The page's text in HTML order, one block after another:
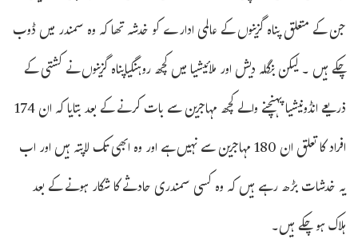
جن کے متعلق پناہ گزینوں کے عالمی ادارے کو خدشہ تھا کہ وہ سمندر میں ڈوب
چکے ہیں ۔ لیکن بنگلہ دیش اور ملائیشیا میں کچھ روہنگیاپناہ گزینوں نے کشتی کے
ذریعے انڈونیشیا پہنچنے والے کچھ مہاجرین سے بات کرنے کے بعد بتایا کہ ان 174
افراد کا تعلق ان 180 مہاجرین سے نہیں ہے اور وہ ابھی تک لاپتہ ہیں اور اب
یہ خدشات بڑھ رہے ہیں کہ وہ کسی سمندری حادثے کا شکار ہونے کے بعد
ہلاک ہو چکے ہیں۔